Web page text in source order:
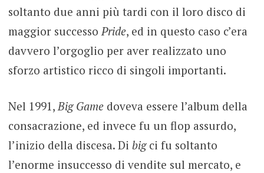
soltanto due anni più tardi con il loro disco di
maggior successo Pride, ed in questo caso c’era
davvero l’orgoglio per aver realizzato uno
sforzo artistico ricco di singoli importanti.
Nel 1991,Big Game doveva essere l’album della
consacrazione, ed invece fu un flop assurdo,
l’inizio della discesa. Di bigci fu soltanto
l’enorme insuccesso di vendite sul mercato, e